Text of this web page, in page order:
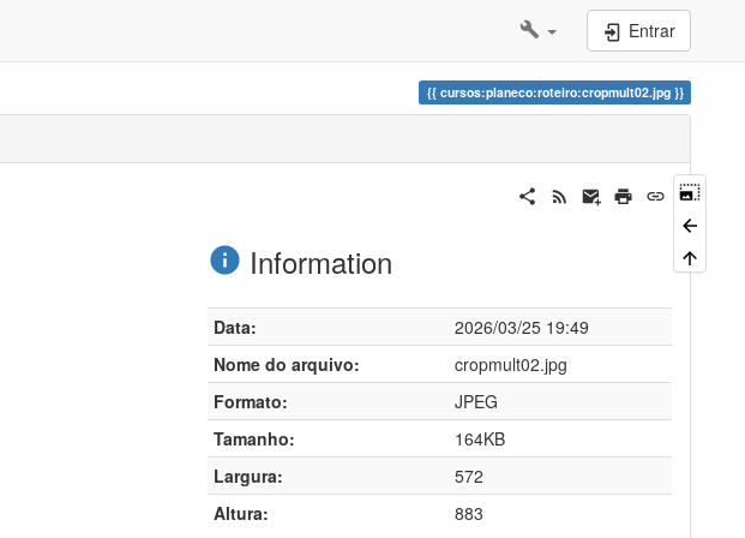
Entrar
cursos:planeco:roteiro:cropmult02.jpg
Information
Data:
2026/03/25 19:49
Nome do arquivo:
cropmult02.jpg
Formato:
JPEG
Tamanho:
164KB
Largura:
572
Altura:
883